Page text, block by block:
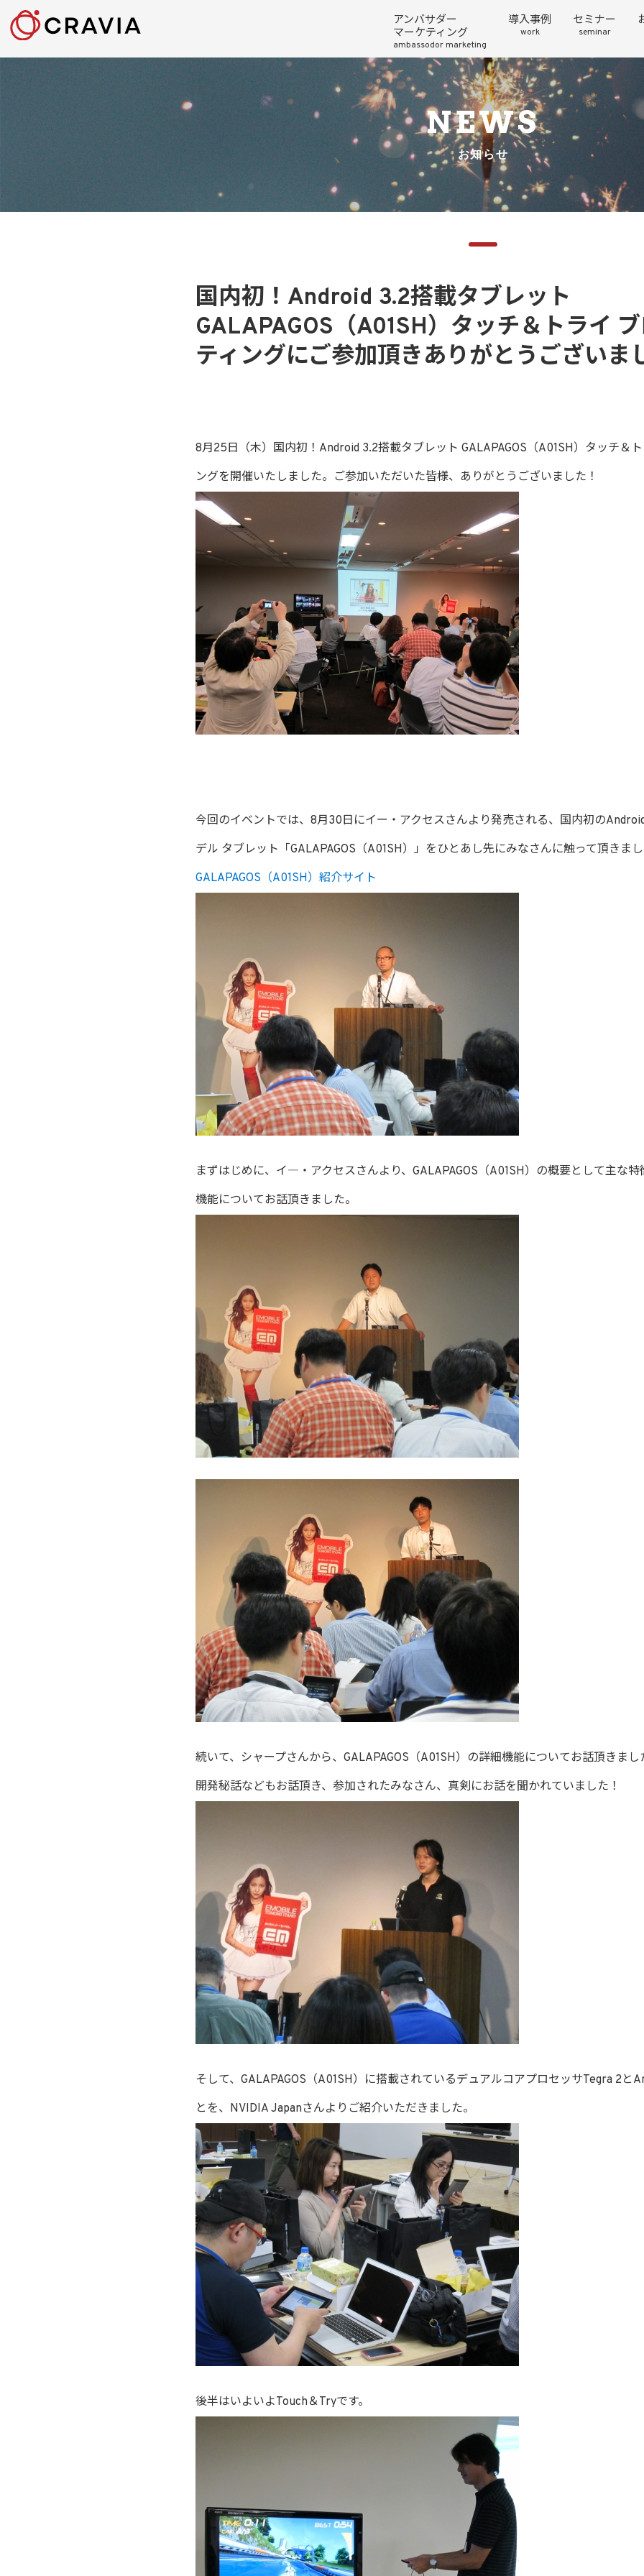
アンバサダー
マーケティング
ambassodor marketing
導入事例
work
セミナー
seminar
NEWS
お知らせ
国内初！Android 3.2搭載タブレット
GALAPAGOS（A01SH）タッチ＆トライ
ティングにご参加頂きありがとうございま
8月25日（木）国内初！Android 3.2搭載タブレット GALAPAGOS（A01SH）タッチ＆
ングを開催いたしました。ご参加いただいた皆様、ありがとうございました！
今回のイベントでは、8月30日にイー・アクセスさんより発売される、国内初の
デル タブレット「GALAPAGOS（A01SH）」をひとあし先にみなさんに触って頂きまし
GALAPAGOS（A01SH）紹介サイト
まずはじめに、イ―・アクセスさんより、GALAPAGOS（A01SH）の概要として主な特
機能についてお話頂きました。
続いて、シャープさんから、GALAPAGOS（A01SH）の詳細機能についてお話頂きまし
開発秘話などもお話頂き、参加されたみなさん、真剣にお話を聞かれていました！
そして、GALAPAGOS（A01SH）に搭載されているデュアルコアプロセッサTegra 2と
とを、NVIDIA Japanさんよりご紹介いただきました。
後半はいよいよTouch＆Tryです。